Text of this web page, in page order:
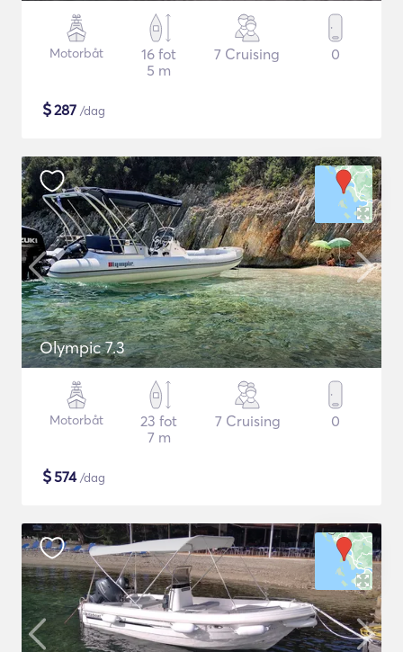
Motorbåt
16 fot
5 m
7 Cruising 0
$287 /dag
Olympic 7.3
Motorbåt
23 fot
7 m
7 Cruising 0
$574/dag